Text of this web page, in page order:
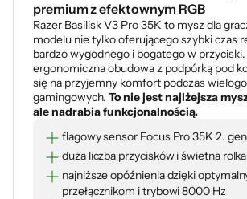
premium z efektownym RGB
Razer Basilisk V3 Pro 35K to mysz dla
modelu nie tylko oferującego szybki czas
bardzo wygodnego i bogatego w przyciski.
ergonomiczna obudowa z podpórką pod
się na przyjemny komfort podczas
gamingowych. To nie jest najlżejsza
ale nadrabia funkcjonalnością.
flagowy sensor Focus Pro 35K 2.
duża liczba przycisków i świetna
najniższe opóźnienia dzięki
przełącznikom i trybowi 8000 Hz